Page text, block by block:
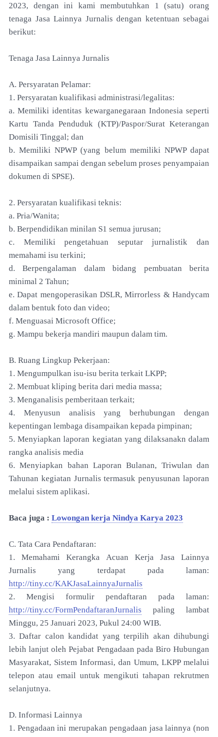
2023, dengan ini kami membutuhkan 1 (satu) orang
tenaga Jasa Lainnya Jurnalis dengan ketentuan sebagai
berikut:
Tenaga Jasa Lainnya Jurnalis
A. Persyaratan Pelamar:
1. Persyaratan kualifikasi administrasi/legalitas:
a. Memiliki identitas kewarganegaraan Indonesia seperti
Kartu Tanda Penduduk (KTP)/Paspor/Surat Keterangan
Domisili Tinggal; dan
b. Memiliki NPWP (yang belum memiliki NPWP dapat
disampaikan sampai dengan sebelum proses penyampaian
dokumen di SPSE).
2. Persyaratan kualifikasi teknis:
a. Pria/Wanita;
b. Berpendidikan minilan S1 semua jurusan;
c. Memiliki pengetahuan seputar jurnalistik dan
memahami isu terkini;
d. Berpengalaman dalam bidang pembuatan berita
minimal 2 Tahun;
e. Dapat mengoperasikan DSLR, Mirrorless & Handycam
dalam bentuk foto dan video;
f. Menguasai Microsoft Office;
g. Mampu bekerja mandiri maupun dalam tim.
B. Ruang Lingkup Pekerjaan:
1. Mengumpulkan isu-isu berita terkait LKPP;
2. Membuat kliping berita dari media massa;
3. Menganalisis pemberitaan terkait;
4. Menyusun analisis yang berhubungan dengan
kepentingan lembaga disampaikan kepada pimpinan;
5. Menyiapkan laporan kegiatan yang dilaksanakn dalam
rangka analisis media
6. Menyiapkan bahan Laporan Bulanan, Triwulan dan
Tahunan kegiatan Jurnalis termasuk penyusunan laporan
melalui sistem aplikasi.
Baca juga : Lowongan kerja Nindya Karya 2023
C. Tata Cara Pendaftaran:
1. Memahami Kerangka Acuan Kerja Jasa Lainnya
Jurnalis yang terdapat pada laman:
http://tiny.cc/KAKJasaLainnyaJurnalis
2. Mengisi formulir pendaftaran pada laman:
http://tiny.cc/FormPendaftaranJurnalis paling lambat
Minggu, 25 Januari 2023, Pukul 24:00 WIB.
3. Daftar calon kandidat yang terpilih akan dihubungi
lebih lanjut oleh Pejabat Pengadaan pada Biro Hubungan
Masyarakat, Sistem Informasi, dan Umum, LKPP melalui
telepon atau email untuk mengikuti tahapan rekrutmen
selanjutnya.
D. Informasi Lainnya
1. Pengadaan ini merupakan pengadaan jasa lainnya (non